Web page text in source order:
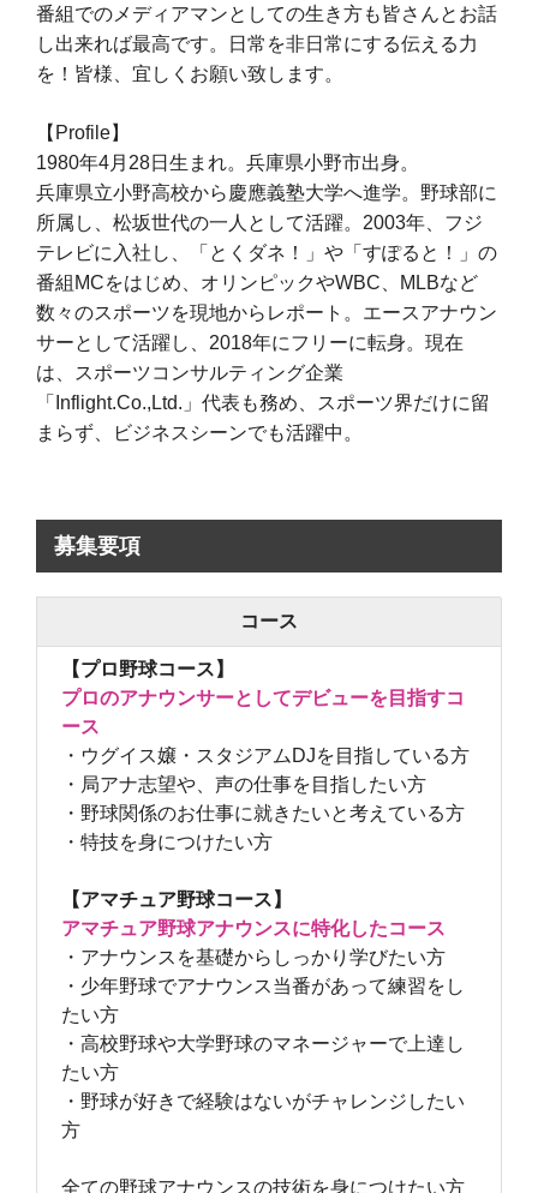
番組でのメディアマンとしての生き方も皆さんとお話
し出来れば最高です。日常を非日常にする伝える力
を！皆様、宜しくお願い致します。
【Profile】
1980年4月28日生まれ。兵庫県小野市出身。
兵庫県立小野高校から慶應義塾大学へ進学。野球部に
所属し、松坂世代の一人として活躍。2003年、フジ
テレビに入社し、「とくダネ！」や「すぽると！」の
番組MCをはじめ、オリンピックやWBC、MLBなど
数々のスポーツを現地からレポート。エースアナウン
サーとして活躍し、2018年にフリーに転身。現在
は、スポーツコンサルティング企業
「Inflight.Co.,Ltd.」代表も務め、スポーツ界だけに留
まらず、ビジネスシーンでも活躍中。
募集要項
コース
【プロ野球コース】
プロのアナウンサーとしてデビューを目指すコ
ース
・ウグイス嬢・スタジアムDJを目指している方
・局アナ志望や、声の仕事を目指したい方
・野球関係のお仕事に就きたいと考えている方
・特技を身につけたい方
【アマチュア野球コース】
アマチュア野球アナウンスに特化したコース
・アナウンスを基礎からしっかり学びたい方
・少年野球でアナウンス当番があって練習をし
たい方
・高校野球や大学野球のマネージャーで上達し
たい方
・野球が好きで経験はないがチャレンジしたい
方
全ての野球アナウンスの技術を身につけたい方